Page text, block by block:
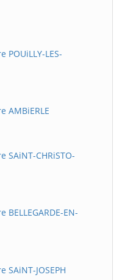
LES-
AMBiERLE
CHRiSTO-
EN-
JOSEPH